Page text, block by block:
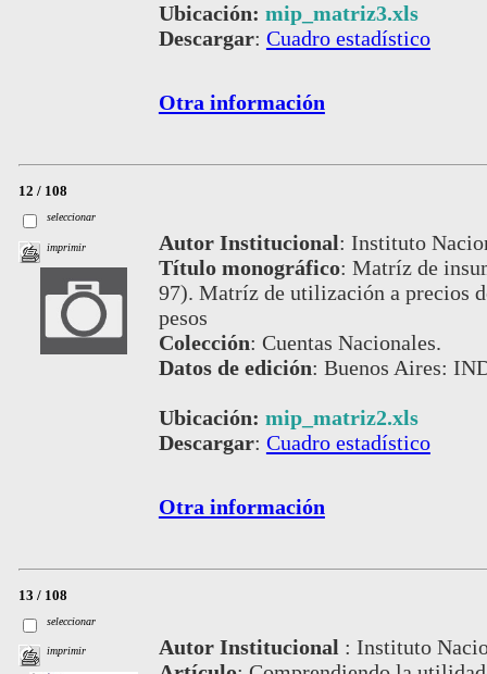
Ubicación: mip_matriz3.xls
Descargar: Cuadro estadístico
Otra información
12 / 108
seleccionar
imprimir Autor Institucional: Instituto
Título monográfico: Matríz de
97). Matríz de utilización a precios
pesos
Colección: Cuentas Nacionales.
Datos de edición: Buenos Aires:
Ubicación: mip_matriz2.xls
Descargar: Cuadro estadístico
Otra información
13 / 108
seleccionar
imprimir Autor Institucional : Instituto